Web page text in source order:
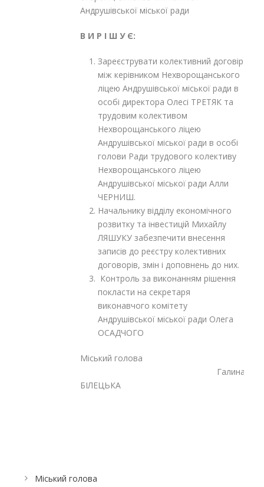
Андрушівської міської ради
В И Р І Ш У Є:
Зареєструвати колективний договір
між керівником Нехворощанського
ліцею Андрушівської міської ради в
особі директора Олесі ТРЕТЯК та
трудовим колективом
Нехворощанського ліцею
Андрушівської міської ради в особі
голови Ради трудового колективу
Нехворощанського ліцею
Андрушівської міської ради Алли
ЧЕРНИШ.
Начальнику відділу економічного
розвитку та інвестицій Михайлу
ЛЯШУКУ забезпечити внесення
записів до реєстру колективних
договорів, змін і доповнень до них.
Контроль за виконанням рішення
покласти на секретаря
виконавчого комітету
Андрушівської міської ради Олега
ОСАДЧОГО
Міський голова
Галина
БІЛЕЦЬКА
Міський голова